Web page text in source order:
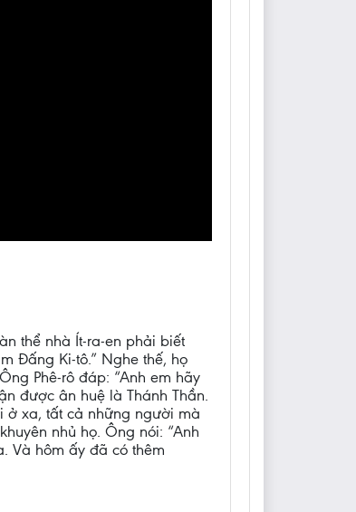
thể nhà Ít-ra-en phải biết
Đấng Ki-tô.” Nghe thế, họ
Phê-rô đáp: “Anh em hãy
được ân huệ là Thánh Thần.
ở xa, tất cả những người mà
nhủ họ. Ông nói: “Anh
Và hôm ấy đã có thêm